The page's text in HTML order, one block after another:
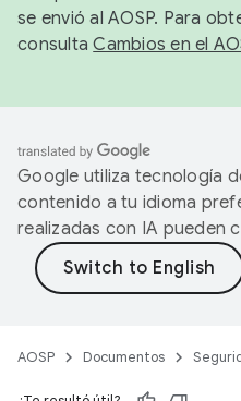
se envió al AOSP. Para
consultaCambios en el
Google utiliza tecnología
contenido a tu idioma
realizadas con IA pueden
AOSP Documentos